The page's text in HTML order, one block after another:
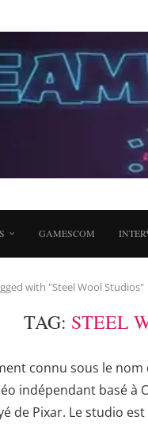
GAMESCOM
with "Steel Wool Studios"
TAG: STEEL
connu sous le nom
indépendant basé à
de Pixar. Le studio